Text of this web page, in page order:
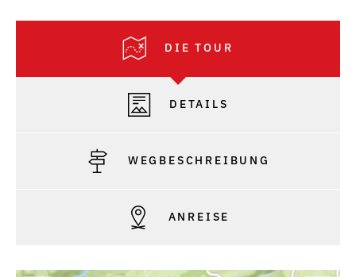
DIE TOUR
DETAILS
WEGBESCHREIBUNG
ANREISE